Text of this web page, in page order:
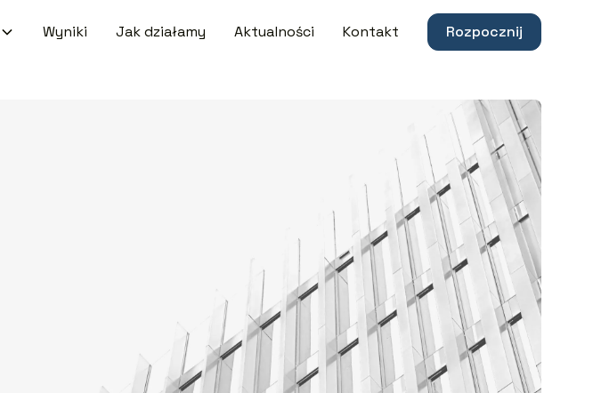
Wyniki Jak działamy Aktualności Kontakt Rozpocznij